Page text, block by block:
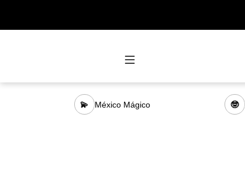
💫 México Mágico 🤓